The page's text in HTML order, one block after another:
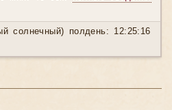
солнечный) полдень: 12:25:16